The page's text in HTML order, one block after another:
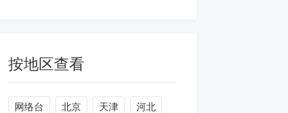
按地区查看
网络台 北京 天津 河北